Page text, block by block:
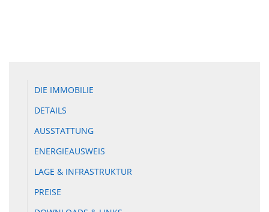
DIE IMMOBILIE
DETAILS
AUSSTATTUNG
ENERGIEAUSWEIS
LAGE & INFRASTRUKTUR
PREISE